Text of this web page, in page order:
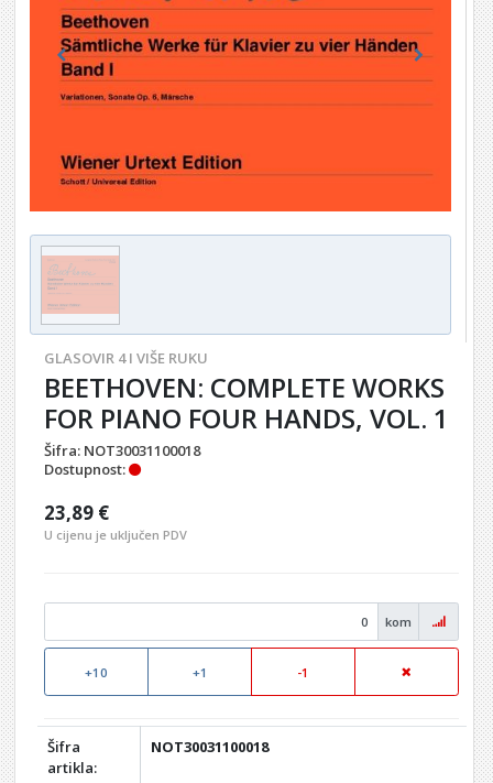
Previous Next
GLASOVIR 4 I VIŠE RUKU
BEETHOVEN: COMPLETE WORKS
FOR PIANO FOUR HANDS, VOL. 1
Šifra: NOT30031100018
Dostupnost:
23,89 €
U cijenu je uključen PDV
kom
+10 +1 -1
Šifra
artikla:
NOT30031100018